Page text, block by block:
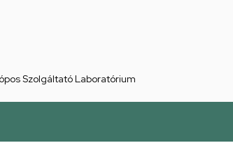
Szolgáltató Laboratórium